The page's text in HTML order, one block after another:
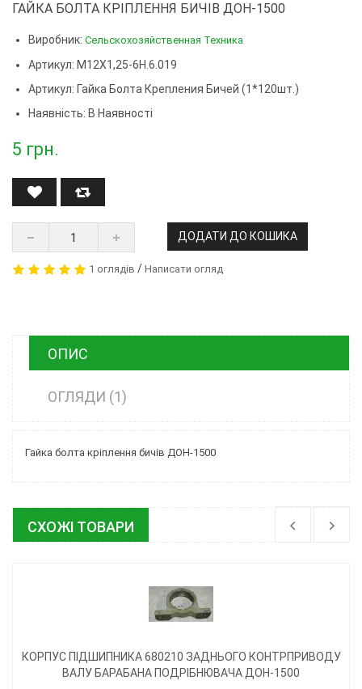
ГАЙКА БОЛТА КРІПЛЕННЯ БИЧІВ ДОН-1500
Виробник: Сельскохозяйственная Техника
Артикул: М12Х1,25-6Н.6.019
Артикул: Гайка Болта Крепления Бичей (1*120шт.)
Наявність: В Наявності
5 грн.
ДОДАТИ ДО КОШИКА
1 оглядів / Написати огляд
ОПИС
ОГЛЯДИ (1)
Гайка болта кріплення бичів ДОН-1500
СХОЖІ ТОВАРИ
КОРПУС ПІДШИПНИКА 680210 ЗАДНЬОГО КОНТРПРИВОДУ
ВАЛУ БАРАБАНА ПОДРІБНЮВАЧА ДОН-1500